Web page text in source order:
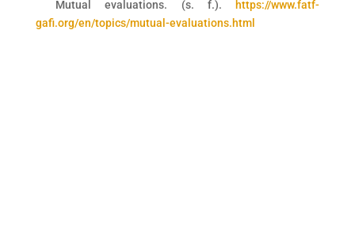
Mutual evaluations. (s. f.).
https://www.fatf-
gafi.org/en/topics/mutual-evaluations.html